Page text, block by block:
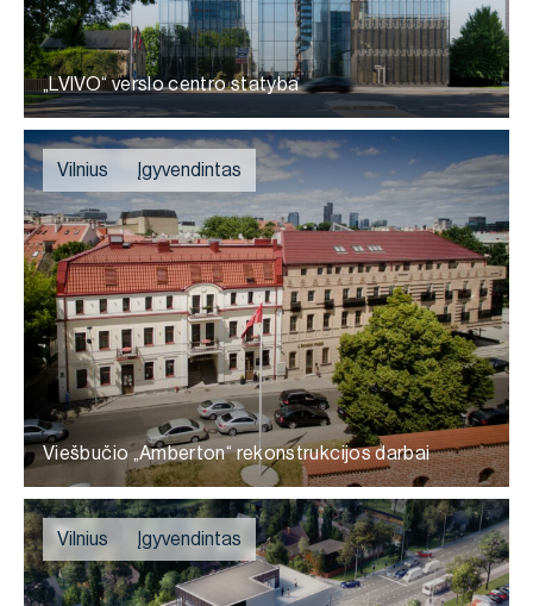
„LVIVO“ verslo centro statyba
Vilnius Įgyvendintas
Viešbučio „Amberton“ rekonstrukcijos darbai
Vilnius Įgyvendintas